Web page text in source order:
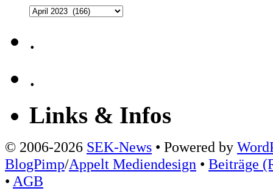
Archiv
.
.
Links & Infos
© 2006-2026 SEK-News • Powered by
BlogPimp/Appelt Mediendesign • Beiträge
• AGB